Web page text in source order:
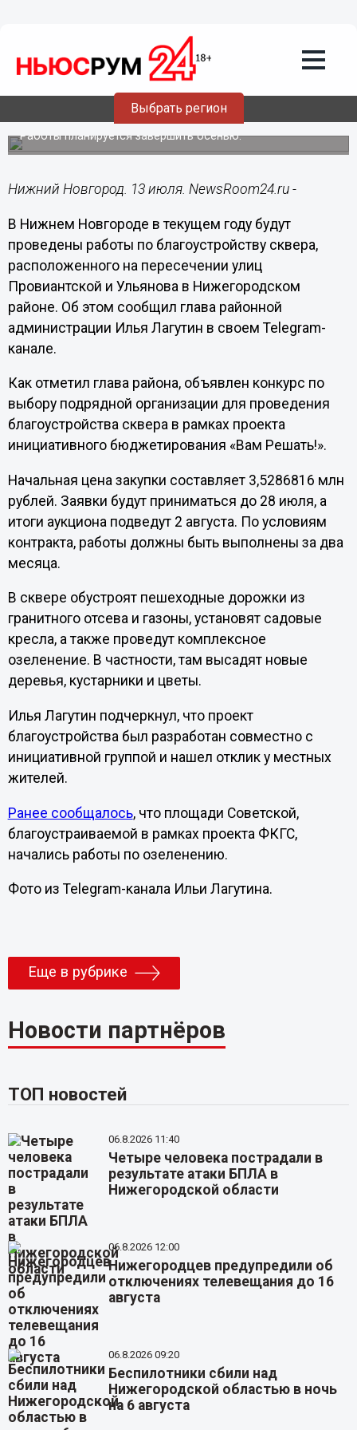
Выбрать регион
Благоустройство сквера на
Провиантской в Нижнем Новгороде
выполнят в 2022 году
Работы планируется завершить осенью.
Нижний Новгород. 13 июля. NewsRoom24.ru -
В Нижнем Новгороде в текущем году будут
проведены работы по благоустройству сквера,
расположенного на пересечении улиц
Провиантской и Ульянова в Нижегородском
районе. Об этом сообщил глава районной
администрации Илья Лагутин в своем Telegram-
канале.
Как отметил глава района, объявлен конкурс по
выбору подрядной организации для проведения
благоустройства сквера в рамках проекта
инициативного бюджетирования «Вам Решать!».
Начальная цена закупки составляет 3,5286816 млн
рублей. Заявки будут приниматься до 28 июля, а
итоги аукциона подведут 2 августа. По условиям
контракта, работы должны быть выполнены за два
месяца.
В сквере обустроят пешеходные дорожки из
гранитного отсева и газоны, установят садовые
кресла, а также проведут комплексное
озеленение. В частности, там высадят новые
деревья, кустарники и цветы.
Илья Лагутин подчеркнул, что проект
благоустройства был разработан совместно с
инициативной группой и нашел отклик у местных
жителей.
Ранее сообщалось, что площади Советской,
благоустраиваемой в рамках проекта ФКГС,
начались работы по озеленению.
Фото из Telegram-канала Ильи Лагутина.
Еще в рубрике
Новости партнёров
ТОП новостей
06.8.2026 11:40
Четыре человека пострадали в
результате атаки БПЛА в
Нижегородской области
06.8.2026 12:00
Нижегородцев предупредили об
отключениях телевещания до 16
августа
06.8.2026 09:20
Беспилотники сбили над
Нижегородской областью в ночь
на 6 августа